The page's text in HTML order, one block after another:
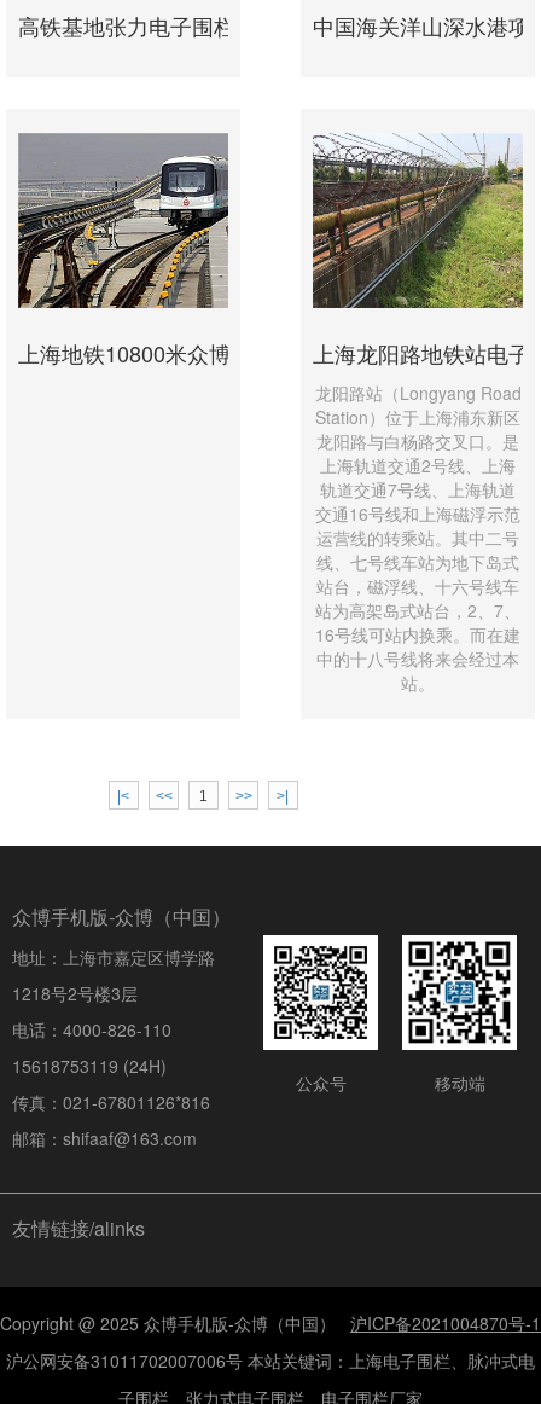
高铁基地张力电子围栏案例 中国海关洋山深水港项
上海地铁10800米众博手机版-众博（中国）
上海龙阳路地铁站电子
龙阳路站（Longyang Road
Station）位于上海浦东新区
龙阳路与白杨路交叉口。是
上海轨道交通2号线、上海
轨道交通7号线、上海轨道
交通16号线和上海磁浮示范
运营线的转乘站。其中二号
线、七号线车站为地下岛式
站台，磁浮线、十六号线车
站为高架岛式站台，2、7、
16号线可站内换乘。而在建
中的十八号线将来会经过本
站。
|< << 1 >> >|
众博手机版-众博（中国）
地址：上海市嘉定区博学路
1218号2号楼3层
电话：4000-826-110
15618753119 (24H)
传真：021-67801126*816
邮箱：shifaaf@163.com
公众号 移动端
友情链接/alinks
Copyright @ 2025 众博手机版-众博（中国） 沪ICP备2021004870号-1
沪公网安备31011702007006号 本站关键词：上海电子围栏、脉冲式电
子围栏、张力式电子围栏、电子围栏厂家